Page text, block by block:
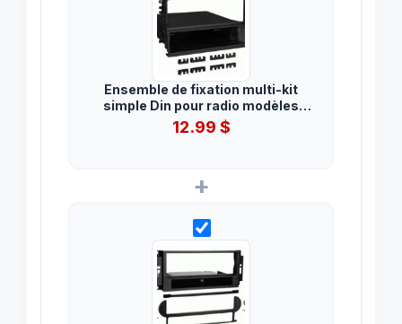
Ensemble de fixation multi-kit
simple Din pour radio modèles
Hyundai Elantra 1996-2000,
Sonata 1995-2001, Tiburon 1997-
12.99 $
+